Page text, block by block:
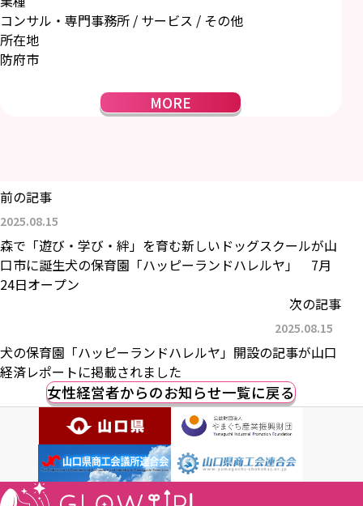
コンサル・専門事務所 / サービス / その他
所在地
防府市
MORE
前の記事
2025.08.15
森で「遊び・学び・絆」を育む新しいドッグスクールが山
口市に誕生犬の保育園「ハッピーランドハレルヤ」 7月
24日オープン
次の記事
2025.08.15
犬の保育園「ハッピーランドハレルヤ」開設の記事が山口
経済レポートに掲載されました
女性経営者からのお知らせ一覧に戻る